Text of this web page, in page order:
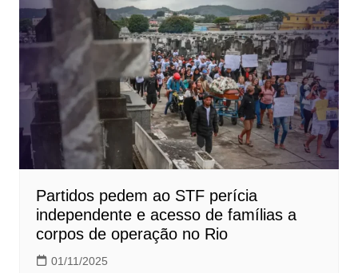
Partidos pedem ao STF perícia
independente e acesso de famílias a
corpos de operação no Rio
01/11/2025